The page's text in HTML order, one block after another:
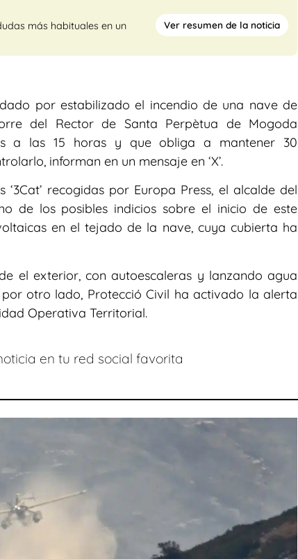
más habituales en un
Ver resumen de la noticia
por estabilizado el incendio de una nave de
del Rector de Santa Perpètua de Mogoda
a las 15 horas y que obliga a mantener 30
informan en un mensaje en ‘X’.
recogidas por Europa Press, el alcalde del
de los posibles indicios sobre el inicio de este
en el tejado de la nave, cuya cubierta ha
el exterior, con autoescaleras y lanzando agua
otro lado, Protecció Civil ha activado la alerta
Operativa Territorial.
en tu red social favorita